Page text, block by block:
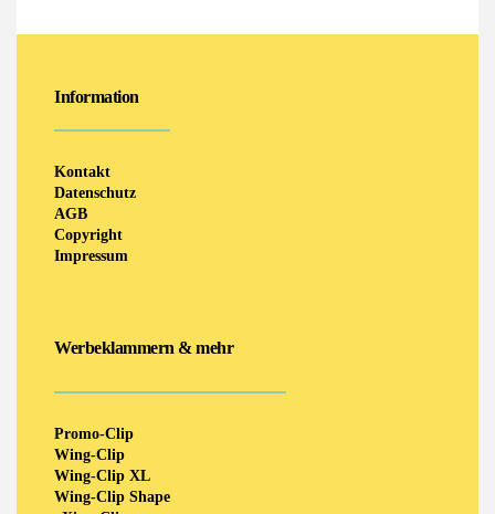
Information
Kontakt
Datenschutz
AGB
Copyright
Impressum
Werbeklammern & mehr
Promo-Clip
Wing-Clip
Wing-Clip XL
Wing-Clip Shape